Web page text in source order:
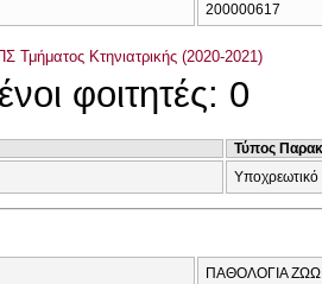
200000617
Τμήματος Κτηνιατρικής (2020-2021)
φοιτητές: 0
Τύπος
Υποχρεωτικό
ΠΑΘΟΛΟΓΙΑ